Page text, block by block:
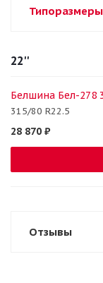
22''
Белшина Бел-278
315/80 R22.5
28 870 ₽
Отзывы